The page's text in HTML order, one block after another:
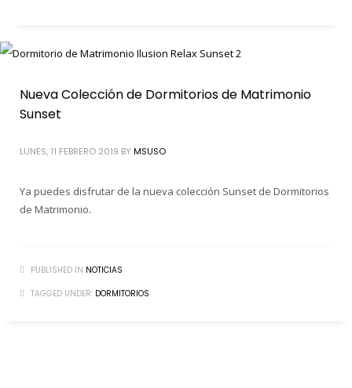
Nueva Colección de Dormitorios de Matrimonio
Sunset
LUNES, 11 FEBRERO 2019 BY MSUSO
Ya puedes disfrutar de la nueva colección Sunset de Dormitorios
de Matrimonio.
PUBLISHED IN NOTICIAS
TAGGED UNDER: DORMITORIOS